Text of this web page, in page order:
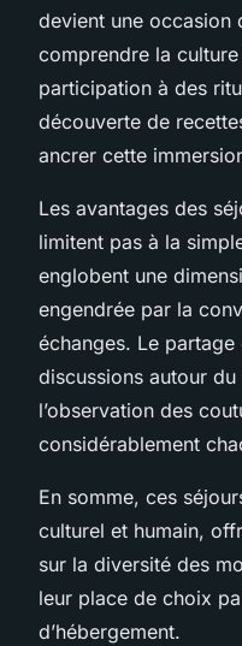
devient une occasion
comprendre la
participation à des
découverte de
ancrer cette
Les avantages des
limitent pas à la
englobent une
engendrée par la
échanges. Le
discussions autour
l’observation des
considérablement
En somme, ces
culturel et humain,
sur la diversité des
leur place de choix
d’hébergement.